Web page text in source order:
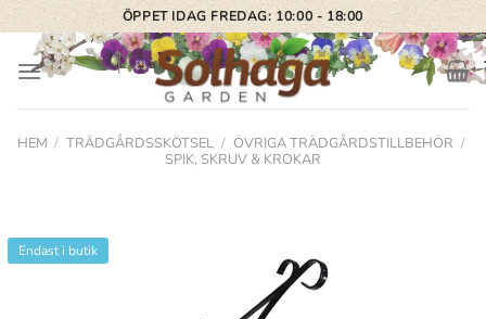
Skip
to
content
ÖPPET IDAG FREDAG: 10:00 - 18:00
HEM / TRÄDGÅRDSSKÖTSEL / ÖVRIGA TRÄDGÅRDSTILLBEHÖR /
SPIK, SKRUV & KROKAR
Endast i butik